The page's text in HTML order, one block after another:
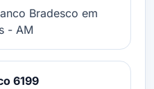
Bradesco em
- AM
6199